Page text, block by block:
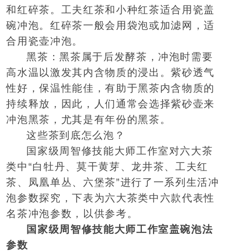
和红碎茶。工夫红茶和小种红茶适合用瓷盖
碗冲泡。红碎茶一般会用袋泡或加滤网，适
合用瓷壶冲泡。
黑茶：黑茶属于后发酵茶，冲泡时需要
高水温以激发其内含物质的浸出。紫砂透气
性好，保温性能佳，有助于黑茶内含物质的
持续释放，因此，人们通常会选择紫砂壶来
冲泡黑茶，尤其是有年份的黑茶。
这些茶到底怎么泡？
国家级周智修技能大师工作室对六大茶
类中“白牡丹、莫干黄芽、龙井茶、工夫红
茶、凤凰单丛、六堡茶”进行了一系列生活冲
泡参数探究，下表为六大茶类中六款代表性
名茶冲泡参数，以供参考。
国家级周智修技能大师工作室盖碗泡法
参数